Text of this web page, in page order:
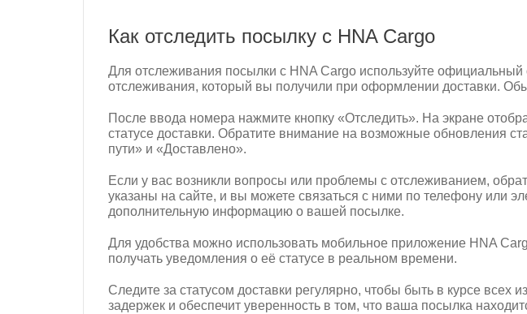
Как отследить посылку с HNA Cargo
Для отслеживания посылки с HNA Cargo используйте
отслеживания, который вы получили при оформлении доставки.
После ввода номера нажмите кнопку «Отследить». На экране
статусе доставки. Обратите внимание на возможные обновления
пути» и «Доставлено».
Если у вас возникли вопросы или проблемы с отслеживанием,
указаны на сайте, и вы можете связаться с ними по телефону или
дополнительную информацию о вашей посылке.
Для удобства можно использовать мобильное приложение HNA
получать уведомления о её статусе в реальном времени.
Следите за статусом доставки регулярно, чтобы быть в курсе
задержек и обеспечит уверенность в том, что ваша посылка